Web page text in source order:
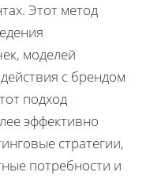
Этот метод
моделей
с брендом
подход
эффективно
стратегии,
потребности и